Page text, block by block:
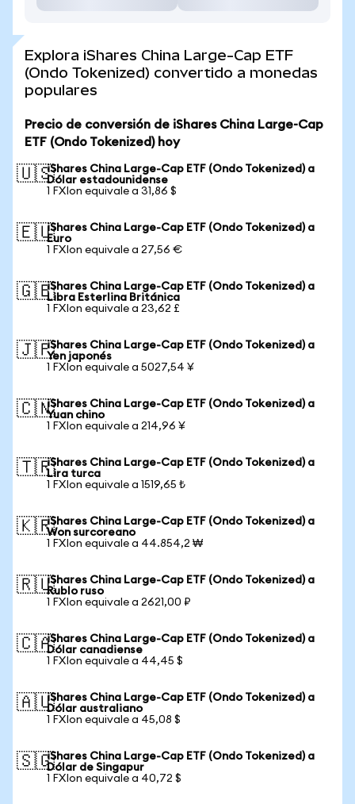
Explora iShares China Large-Cap ETF
(Ondo Tokenized) convertido a monedas
populares
Precio de conversión de iShares China Large-Cap
ETF (Ondo Tokenized) hoy
🇺🇸iShares China Large-Cap ETF (Ondo Tokenized) a
Dólar estadounidense
1 FXIon equivale a 31,86 $
🇪🇺iShares China Large-Cap ETF (Ondo Tokenized) a
Euro
1 FXIon equivale a 27,56 €
🇬🇧iShares China Large-Cap ETF (Ondo Tokenized) a
Libra Esterlina Británica
1 FXIon equivale a 23,62 £
🇯🇵iShares China Large-Cap ETF (Ondo Tokenized) a
Yen japonés
1 FXIon equivale a 5027,54 ¥
🇨🇳iShares China Large-Cap ETF (Ondo Tokenized) a
Yuan chino
1 FXIon equivale a 214,96 ¥
🇹🇷iShares China Large-Cap ETF (Ondo Tokenized) a
Lira turca
1 FXIon equivale a 1519,65 ₺
🇰🇷iShares China Large-Cap ETF (Ondo Tokenized) a
Won surcoreano
1 FXIon equivale a 44.854,2 ₩
🇷🇺iShares China Large-Cap ETF (Ondo Tokenized) a
Rublo ruso
1 FXIon equivale a 2621,00 ₽
🇨🇦iShares China Large-Cap ETF (Ondo Tokenized) a
Dólar canadiense
1 FXIon equivale a 44,45 $
🇦🇺iShares China Large-Cap ETF (Ondo Tokenized) a
Dólar australiano
1 FXIon equivale a 45,08 $
🇸🇬iShares China Large-Cap ETF (Ondo Tokenized) a
Dólar de Singapur
1 FXIon equivale a 40,72 $